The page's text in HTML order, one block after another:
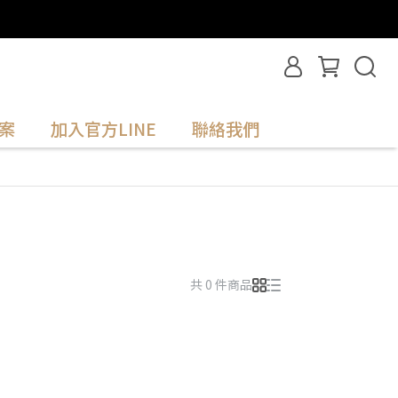
加入官方LINE 聯絡我們
共 0 件商品